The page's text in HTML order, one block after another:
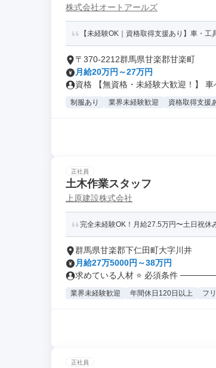
株式会社オートアールズ
【未経験OK｜資格取得支援あり】車・
〒370-2212群馬県甘楽郡甘楽町
月給20万円～27万円
資格 【無資格・未経験大歓迎！】 車
制服あり 業界未経験歓迎 資格取得支援
正社員
土木作業スタッフ
上原建設株式会社
完全未経験OK！月給27.5万円〜土日祝休
群馬県甘楽郡下仁田町大字川井
月給27万5000円～38万円
求めている人材 ⭐ 必須条件
業界未経験歓迎 年間休日120日以上 フ
正社員